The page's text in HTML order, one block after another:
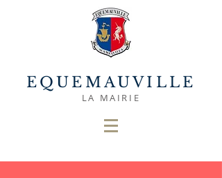
EQUEMAUVILLE
LA MAIRIE